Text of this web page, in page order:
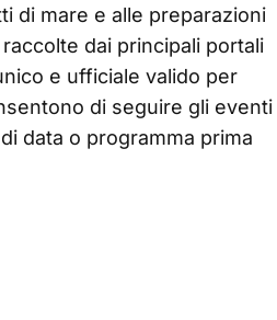
di mare e alle preparazioni
dai principali portali
e ufficiale valido per
di seguire gli eventi
data o programma prima